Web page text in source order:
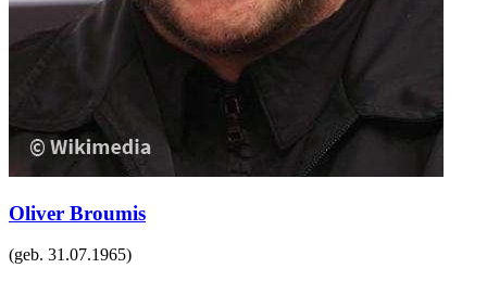
Oliver Broumis
(geb. 31.07.1965)